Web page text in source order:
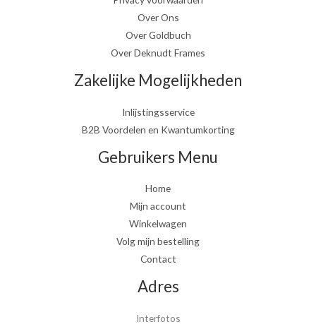
Over Ons
Over Goldbuch
Over Deknudt Frames
Zakelijke Mogelijkheden
Inlijstingsservice
B2B Voordelen en Kwantumkorting
Gebruikers Menu
Home
Mijn account
Winkelwagen
Volg mijn bestelling
Contact
Adres
Interfotos